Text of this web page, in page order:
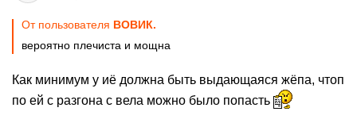
От пользователя ВОВИК.
вероятно плечиста и мощна
Как минимум у иё должна быть выдающаяся жёпа, чтоп
по ей с разгона с вела можно было попасть